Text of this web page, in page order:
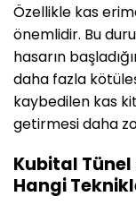
Özellikle kas
önemlidir. Bu
hasarın
daha fazla
kaybedilen kas
getirmesi daha
Kubital
Hangi